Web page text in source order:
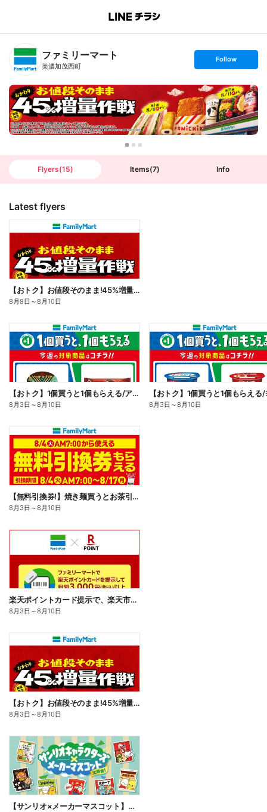
B
n
T
ファミリーマート
美濃加茂西町
s
t
o
l
l
o
w
Follow
Flyers(15) Items(7) Info
Latest flyers
【おトク】お値段そのまま!45%増量作戦!
8月9日 ～8月10日
【おトク】1個買うと1個もらえる/アイス
8月3日 ～8月10日 8月3日 ～8月10日
【無料引換券!】焼き麺買うとお茶引換券貰える!
8月3日 ～8月10日
楽天ポイントカード提示で、楽天市場でのお買い物がおトクに!
8月3日 ～8月10日
【おトク】お値段そのまま!45%増量作戦!
8月3日 ～8月10日
【サンリオ×メーカーマスコット】オリジナルグッズ貰える!